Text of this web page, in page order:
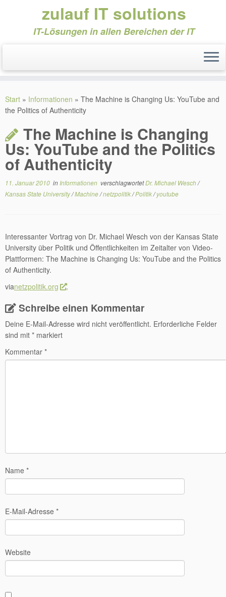
Inhalt
springen
zulauf IT solutions
IT-Lösungen in allen Bereichen der IT
Start » Informationen » The Machine is Changing Us: YouTube and
the Politics of Authenticity
The Machine is Changing
Us: YouTube and the Politics
of Authenticity
11. Januar 2010 in Informationen verschlagwortetDr. Michael Wesch/
Kansas State University/Machine/netzpolitik/Politik/youtube
Interessanter Vortrag von Dr. Michael Wesch von der Kansas State
University über Politik und Öffentlichkeiten im Zeitalter von Video-
Plattformen: The Machine is Changing Us: YouTube and the Politics
of Authenticity.
vianetzpolitik.org .
Schreibe einen Kommentar
Deine E-Mail-Adresse wird nicht veröffentlicht. Erforderliche Felder
sind mit * markiert
Kommentar *
Name *
E-Mail-Adresse *
Website